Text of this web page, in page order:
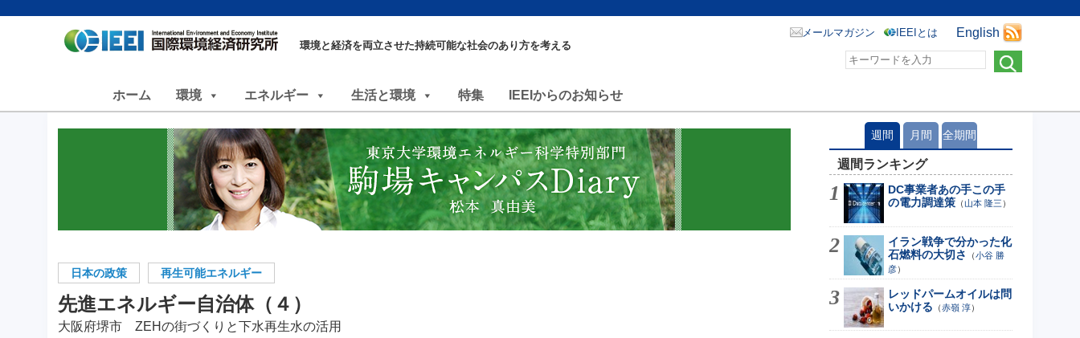
環境と経済を両立させた持続可能な社会のあり方を考える
English
メールマガジン IEEIとは
ホーム 環境 エネルギー 生活と環境 特集 IEEIからのお知らせ
日本の政策 再生可能エネルギー
先進エネルギー自治体（４）
大阪府堺市 ZEHの街づくりと下水再生水の活用
週間 月間 全期間
週間ランキング
DC事業者あの手この手
の電力調達策 （山本 隆三 ）
イラン戦争で分かった化
石燃料の大切さ
（小谷 勝
彦）
レッドパームオイルは問
いかける （赤嶺 淳）